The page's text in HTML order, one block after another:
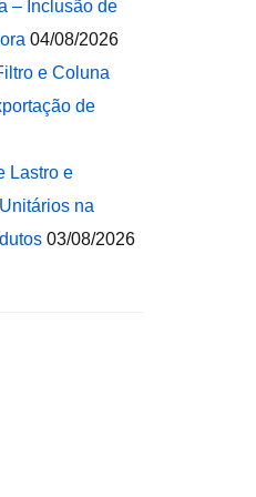
– Inclusão de
04/08/2026
e Coluna
de
Lastro e
na
03/08/2026